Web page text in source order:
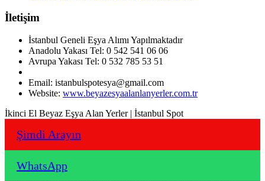
İletişim
İstanbul Geneli Eşya Alımı Yapılmaktadır
Anadolu Yakası Tel: 0 542 541 06 06
Avrupa Yakası Tel: 0 532 785 53 51
Email: istanbulspotesya@gmail.com
Website: www.beyazesyaalanlanyerler.com.tr
İkinci El Beyaz Eşya Alan Yerler | İstanbul Spot
Şimdi Arayın
WhatsApp